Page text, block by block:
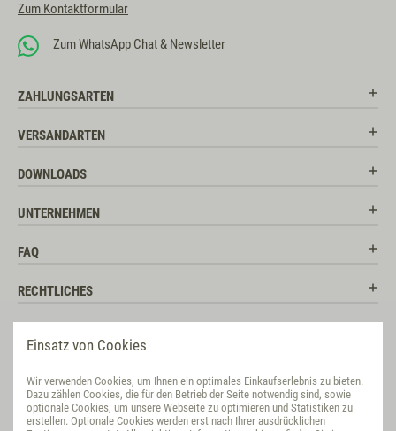
Einsatz von Cookies
Wir verwenden Cookies, um Ihnen ein optimales Einkaufserlebnis zu bieten.
Dazu zählen Cookies, die für den Betrieb der Seite notwendig sind, sowie
optionale Cookies, um unsere Webseite zu optimieren und Statistiken zu
erstellen. Optionale Cookies werden erst nach Ihrer ausdrücklichen
Zum Kontaktformular
Zum WhatsApp Chat & Newsletter
ZAHLUNGSARTEN
VERSANDARTEN
DOWNLOADS
UNTERNEHMEN
FAQ
RECHTLICHES
BEWERTUNG